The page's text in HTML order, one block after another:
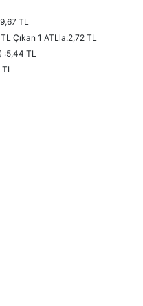
TL
Çıkan 1 ATLla:2,72 TL
:5,44 TL
TL